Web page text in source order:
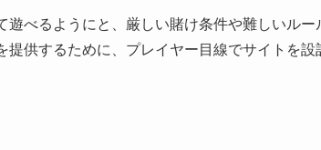
べるようにと、厳しい賭け条件や難しいルー
供するために、プレイヤー目線でサイトを設